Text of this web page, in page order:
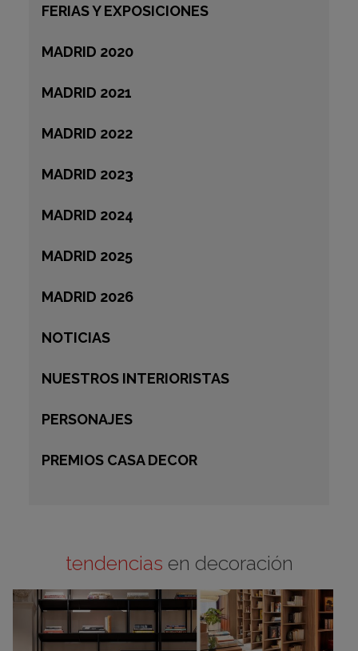
FERIAS Y EXPOSICIONES
MADRID 2020
MADRID 2021
MADRID 2022
MADRID 2023
MADRID 2024
MADRID 2025
MADRID 2026
NOTICIAS
NUESTROS INTERIORISTAS
PERSONAJES
PREMIOS CASA DECOR
tendencias en decoración